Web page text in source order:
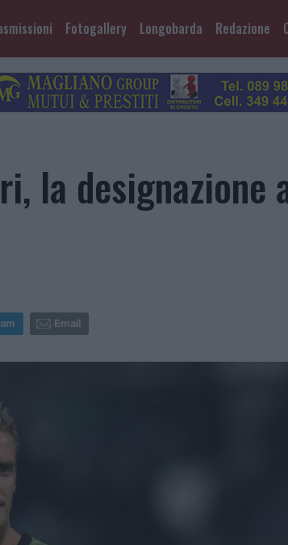
Fotogallery Longobarda Redazione
la
Email